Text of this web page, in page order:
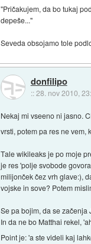
"Pričakujem, da bo tukaj
depeše..."
Seveda obsojamo tole
donfilipo
::28. nov 2010,
Nekaj mi vseeno ni jasno.
vrsti, potem pa res ne
Tale wikileaks je po moje
je res 'polje svobode
milijonček čez vrh glave:),
vojske in sove? Potem
Se pa bojim, da se
In da ne bo Matthai rekel,
Point je: 'a ste videli kaj